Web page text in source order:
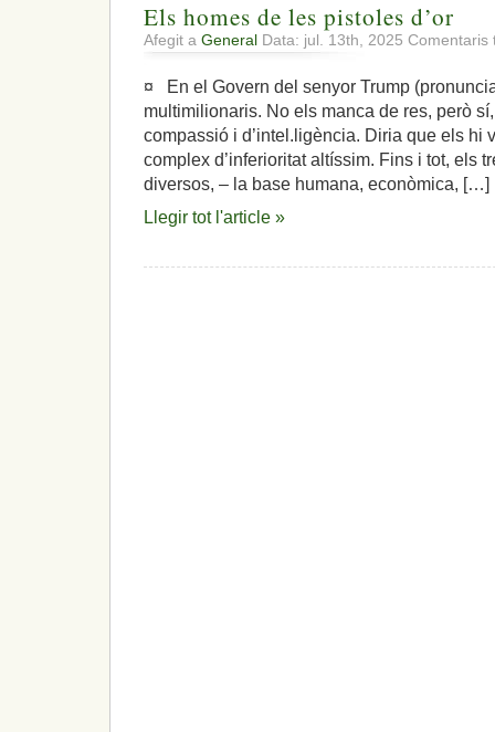
Els homes de les pistoles d’or
Afegit a General Data: jul. 13th, 2025 Comentaris
¤ En el Govern del senyor Trump
multimilionaris. No els manca de res, però
compassió i d’intel.ligència. Diria que els hi
complex d’inferioritat altíssim. Fins i tot, els
diversos, – la base humana, econòmica, […]
Llegir tot l'article »